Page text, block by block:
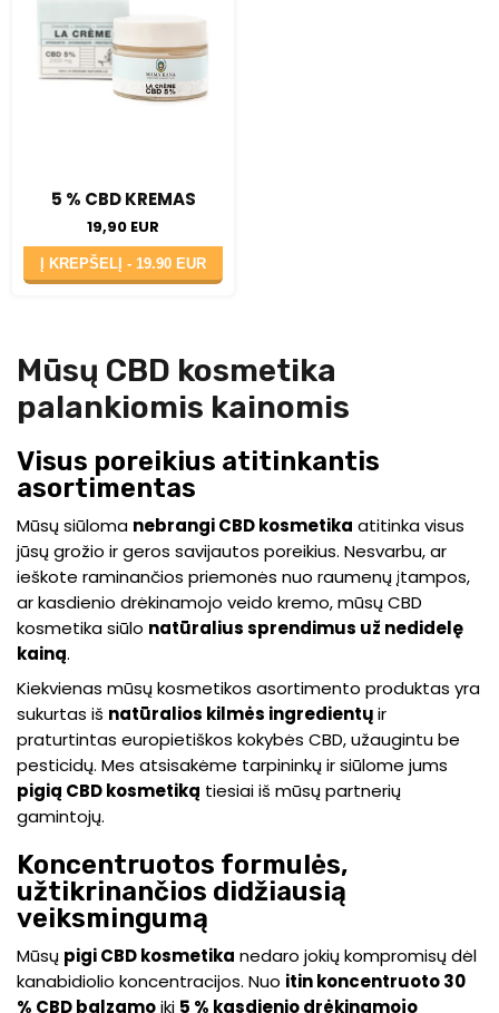
5 % CBD KREMAS
19,90 EUR
Į KREPŠELĮ - 19.90 EUR
Mūsų CBD kosmetika
palankiomis kainomis
Visus poreikius atitinkantis
asortimentas
Mūsų siūloma nebrangi CBD kosmetika atitinka visus
jūsų grožio ir geros savijautos poreikius. Nesvarbu, ar
ieškote raminančios priemonės nuo raumenų įtampos,
ar kasdienio drėkinamojo veido kremo, mūsų CBD
kosmetika siūlo natūralius sprendimus už nedidelę
kainą.
Kiekvienas mūsų kosmetikos asortimento produktas yra
sukurtas iš natūralios kilmės ingredientųir
praturtintas europietiškos kokybės CBD, užaugintu be
pesticidų. Mes atsisakėme tarpininkų ir siūlome jums
pigią CBD kosmetiką tiesiai iš mūsų partnerių
gamintojų.
Koncentruotos formulės,
užtikrinančios didžiausią
veiksmingumą
Mūsų pigi CBD kosmetika nedaro jokių kompromisų dėl
kanabidiolio koncentracijos. Nuo itin koncentruoto 30
% CBD balzamoiki 5 % kasdienio drėkinamojo